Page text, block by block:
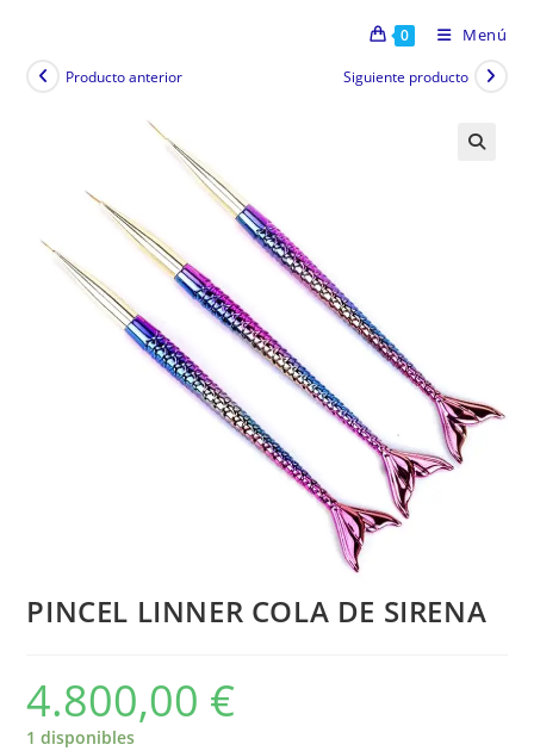
0 Menú
Producto anterior Siguiente producto
PINCEL LINNER COLA DE SIRENA
4.800,00 €
1 disponibles